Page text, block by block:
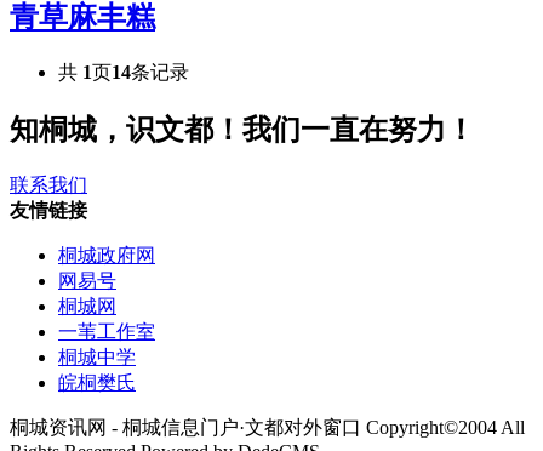
青草麻丰糕
共 1页14条记录
知桐城，识文都！我们一直在努力！
联系我们
友情链接
桐城政府网
网易号
桐城网
一苇工作室
桐城中学
皖桐樊氏
桐城资讯网 - 桐城信息门户·文都对外窗口 Copyright©2004 All